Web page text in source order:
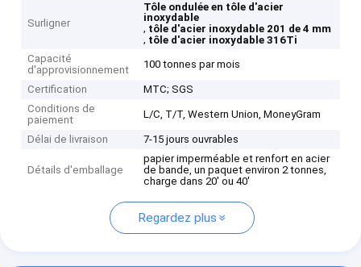
Surligner
Tôle ondulée en tôle d'acier
inoxydable
, tôle d'acier inoxydable 201 de 4 mm
, tôle d'acier inoxydable 316Ti
Capacité
d'approvisionnement
100 tonnes par mois
Certification
MTC; SGS
Conditions de
paiement
L/C, T/T, Western Union, MoneyGram
Délai de livraison 7-15 jours ouvrables
Détails d'emballage
papier imperméable et renfort en acier
de bande, un paquet environ 2 tonnes,
charge dans 20' ou 40'
Regardez plus